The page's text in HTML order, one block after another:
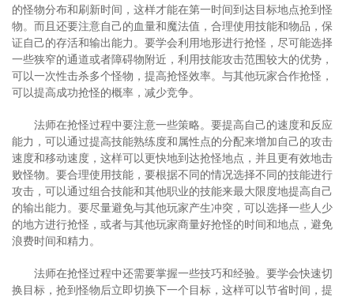
的怪物分布和刷新时间，这样才能在第一时间到达目标地点抢到怪
物。而且还要注意自己的血量和魔法值，合理使用技能和物品，保
证自己的存活和输出能力。要学会利用地形进行抢怪，尽可能选择
一些狭窄的通道或者障碍物附近，利用技能攻击范围较大的优势，
可以一次性击杀多个怪物，提高抢怪效率。与其他玩家合作抢怪，
可以提高成功抢怪的概率，减少竞争。
法师在抢怪过程中要注意一些策略。要提高自己的速度和反应
能力，可以通过提高技能熟练度和属性点的分配来增加自己的攻击
速度和移动速度，这样可以更快地到达抢怪地点，并且更有效地击
败怪物。要合理使用技能，要根据不同的情况选择不同的技能进行
攻击，可以通过组合技能和其他职业的技能来最大限度地提高自己
的输出能力。要尽量避免与其他玩家产生冲突，可以选择一些人少
的地方进行抢怪，或者与其他玩家商量好抢怪的时间和地点，避免
浪费时间和精力。
法师在抢怪过程中还需要掌握一些技巧和经验。要学会快速切
换目标，抢到怪物后立即切换下一个目标，这样可以节省时间，提